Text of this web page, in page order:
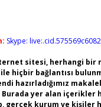
Skype:
sitesi, herhangi bir
hiçbir bağlantısı
hazırladığımız
Burada yer alan içerikler
gerçek kurum ve kişiler